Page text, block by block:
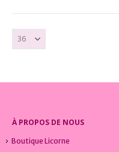
À PROPOS DE NOUS
Boutique Licorne